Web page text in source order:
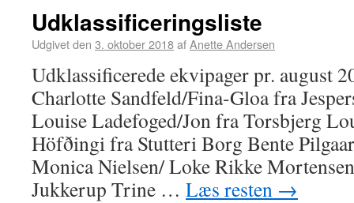
Udklassificeringsliste
Udgivet den 3. oktober 2018afAnette Andersen
Udklassificerede ekvipager pr. august
Charlotte Sandfeld/Fina-Gloa fra
Louise Ladefoged/Jon fra Torsbjerg
Höfðingi fra Stutteri Borg Bente
Monica Nielsen/ Loke Rikke
Jukkerup Trine … Læs resten →